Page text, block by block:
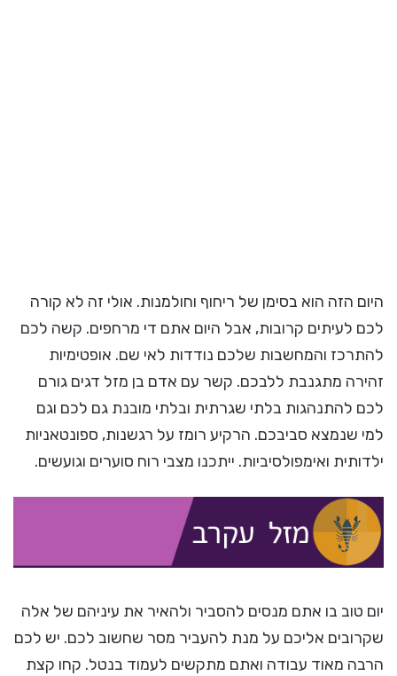
היום הזה הוא בסימן של ריחוף וחולמנות. אולי זה לא קורה
לכם לעיתים קרובות, אבל היום אתם די מרחפים. קשה לכם
להתרכז והמחשבות שלכם נודדות לאי שם. אופטימיות
זהירה מתגנבת ללבכם. קשר עם אדם בן מזל דגים גורם
לכם להתנהגות בלתי שגרתית ובלתי מובנת גם לכם וגם
למי שנמצא סביבכם. הרקיע רומז על רגשנות, ספונטאניות
ילדותית ואימפולסיביות. ייתכנו מצבי רוח סוערים וגועשים.
יום טוב בו אתם מנסים להסביר ולהאיר את עיניהם של אלה
שקרובים אליכם על מנת להעביר מסר שחשוב לכם. יש לכם
הרבה מאוד עבודה ואתם מתקשים לעמוד בנטל. קחו קצת